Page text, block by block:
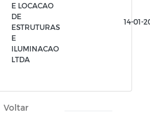
E LOCACAO
DE
ESTRUTURAS
E
ILUMINACAO
LTDA
14-01-
Voltar